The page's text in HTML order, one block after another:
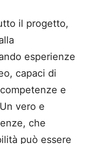
il progetto,
esperienze
capaci di
e
vero e
che
può essere